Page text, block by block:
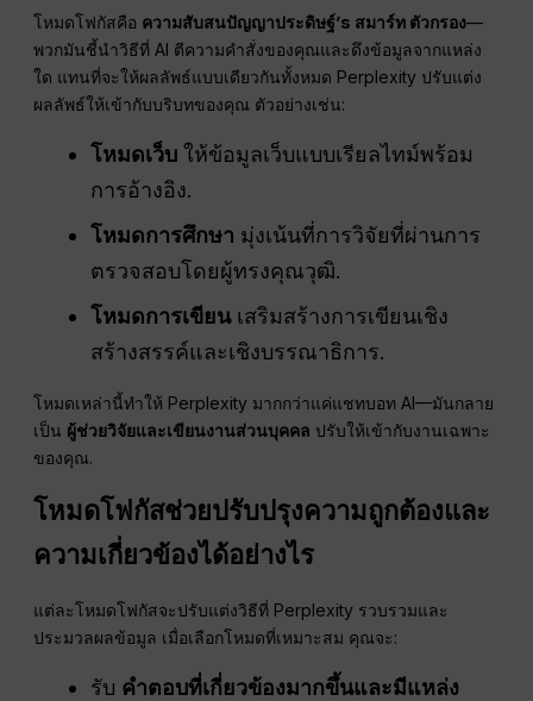
โหมดโฟกัสคือ ความสับสนปัญญาประดิษฐ์’s สมาร์ท ตัวกรอง—
พวกมันชี้นำวิธีที่ AI ตีความคำสั่งของคุณและดึงข้อมูลจากแหล่ง
ใด แทนที่จะให้ผลลัพธ์แบบเดียวกันทั้งหมด Perplexity ปรับแต่ง
ผลลัพธ์ให้เข้ากับบริบทของคุณ ตัวอย่างเช่น:
โหมดเว็บ ให้ข้อมูลเว็บแบบเรียลไทม์พร้อม
การอ้างอิง.
โหมดการศึกษา มุ่งเน้นที่การวิจัยที่ผ่านการ
ตรวจสอบโดยผู้ทรงคุณวุฒิ.
โหมดการเขียนเสริมสร้างการเขียนเชิง
สร้างสรรค์และเชิงบรรณาธิการ.
โหมดเหล่านี้ทำให้ Perplexity มากกว่าแค่แชทบอท AI—มันกลาย
เป็น ผู้ช่วยวิจัยและเขียนงานส่วนบุคคล ปรับให้เข้ากับงานเฉพาะ
ของคุณ.
โหมดโฟกัสช่วยปรับปรุงความถูกต้องและ
ความเกี่ยวข้องได้อย่างไร
แต่ละโหมดโฟกัสจะปรับแต่งวิธีที่ Perplexity รวบรวมและ
ประมวลผลข้อมูล เมื่อเลือกโหมดที่เหมาะสม คุณจะ:
รับ คำตอบที่เกี่ยวข้องมากขึ้นและมีแหล่ง